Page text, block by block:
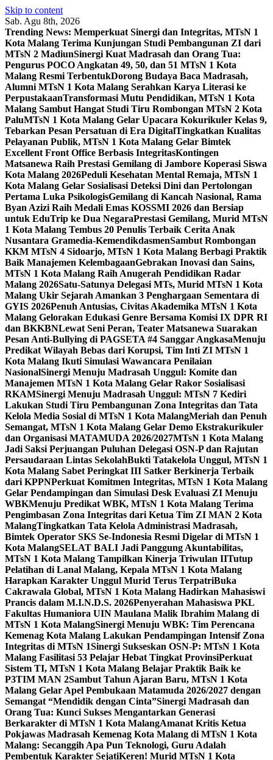
Skip to content
Sab. Agu 8th, 2026
Trending News: Memperkuat Sinergi dan Integritas, MTsN 1
Kota Malang Terima Kunjungan Studi Pembangunan ZI dari
MTsN 2 MadiunSinergi Kuat Madrasah dan Orang Tua:
Pengurus POCO Angkatan 49, 50, dan 51 MTsN 1 Kota
Malang Resmi TerbentukDorong Budaya Baca Madrasah,
Alumni MTsN 1 Kota Malang Serahkan Karya Literasi ke
PerpustakaanTransformasi Mutu Pendidikan, MTsN 1 Kota
Malang Sambut Hangat Studi Tiru Rombongan MTsN 2 Kota
PaluMTsN 1 Kota Malang Gelar Upacara Kokurikuler Kelas 9,
Tebarkan Pesan Persatuan di Era DigitalTingkatkan Kualitas
Pelayanan Publik, MTsN 1 Kota Malang Gelar Bimtek
Excellent Front Office Berbasis IntegritasKontingen
Matsanewa Raih Prestasi Gemilang di Jambore Koperasi Siswa
Kota Malang 2026Peduli Kesehatan Mental Remaja, MTsN 1
Kota Malang Gelar Sosialisasi Deteksi Dini dan Pertolongan
Pertama Luka PsikologisGemilang di Kancah Nasional, Rama
Byan Azizi Raih Medali Emas KOSSMI 2026 dan Bersiap
untuk EduTrip ke Dua NegaraPrestasi Gemilang, Murid MTsN
1 Kota Malang Tembus 20 Penulis Terbaik Cerita Anak
Nusantara Gramedia-KemendikdasmenSambut Rombongan
KKM MTsN 4 Sidoarjo, MTsN 1 Kota Malang Berbagi Praktik
Baik Manajemen KelembagaanGebrakan Inovasi dan Sains,
MTsN 1 Kota Malang Raih Anugerah Pendidikan Radar
Malang 2026Satu-Satunya Delegasi MTs, Murid MTsN 1 Kota
Malang Ukir Sejarah Amankan 3 Penghargaan Sementara di
GYIS 2026Penuh Antusias, Civitas Akademika MTsN 1 Kota
Malang Gelorakan Edukasi Genre Bersama Komisi IX DPR RI
dan BKKBNLewat Seni Peran, Teater Matsanewa Suarakan
Pesan Anti-Bullying di PAGSETA #4 Sanggar AngkasaMenuju
Predikat Wilayah Bebas dari Korupsi, Tim Inti ZI MTsN 1
Kota Malang Ikuti Simulasi Wawancara Penilaian
NasionalSinergi Menuju Madrasah Unggul: Komite dan
Manajemen MTsN 1 Kota Malang Gelar Rakor Sosialisasi
RKAMSinergi Menuju Madrasah Unggul: MTsN 7 Kediri
Lakukan Studi Tiru Pembangunan Zona Integritas dan Tata
Kelola Media Sosial di MTsN 1 Kota MalangMeriah dan Penuh
Semangat, MTsN 1 Kota Malang Gelar Demo Ekstrakurikuler
dan Organisasi MATAMUDA 2026/2027MTsN 1 Kota Malang
Jadi Saksi Perjuangan Puluhan Delegasi OSN-P dan Rajutan
Persaudaraan Lintas SekolahBukti Tatakelola Unggul, MTsN 1
Kota Malang Sabet Peringkat III Satker Berkinerja Terbaik
dari KPPNPerkuat Komitmen Integritas, MTsN 1 Kota Malang
Gelar Pendampingan dan Simulasi Desk Evaluasi ZI Menuju
WBKMenuju Predikat WBK, MTsN 1 Kota Malang Terima
Pengimbasan Zona Integritas dari Ketua Tim ZI MAN 2 Kota
MalangTingkatkan Tata Kelola Administrasi Madrasah,
Bimtek Operator SKS Se-Indonesia Resmi Digelar di MTsN 1
Kota MalangSELAT BALI Jadi Panggung Akuntabilitas,
MTsN 1 Kota Malang Tampilkan Kinerja Triwulan IITutup
Pelatihan di Lanal Malang, Kepala MTsN 1 Kota Malang
Harapkan Karakter Unggul Murid Terus TerpatriBuka
Cakrawala Global, MTsN 1 Kota Malang Hadirkan Mahasiswi
Prancis dalam M.I.N.D.S. 2026Penyerahan Mahasiswa PKL
Fakultas Humaniora UIN Maulana Malik Ibrahim Malang di
MTsN 1 Kota MalangSinergi Menuju WBK: Tim Perencana
Kemenag Kota Malang Lakukan Pendampingan Intensif Zona
Integritas di MTsN 1Sinergi Sukseskan OSN-P: MTsN 1 Kota
Malang Fasilitasi 53 Pelajar Hebat Tingkat ProvinsiPerkuat
Sistem TI, MTsN 1 Kota Malang Belajar Praktik Baik ke
P3TIM MAN 2Sambut Tahun Ajaran Baru, MTsN 1 Kota
Malang Gelar Apel Pembukaan Matamuda 2026/2027 dengan
Semangat “Mendidik dengan Cinta”Sinergi Madrasah dan
Orang Tua: Kunci Sukses Mengantarkan Generasi
Berkarakter di MTsN 1 Kota MalangAmanat Kritis Ketua
Pokjawas Madrasah Kemenag Kota Malang di MTsN 1 Kota
Malang: Secanggih Apa Pun Teknologi, Guru Adalah
Pembentuk Karakter SejatiKeren! Murid MTsN 1 Kota